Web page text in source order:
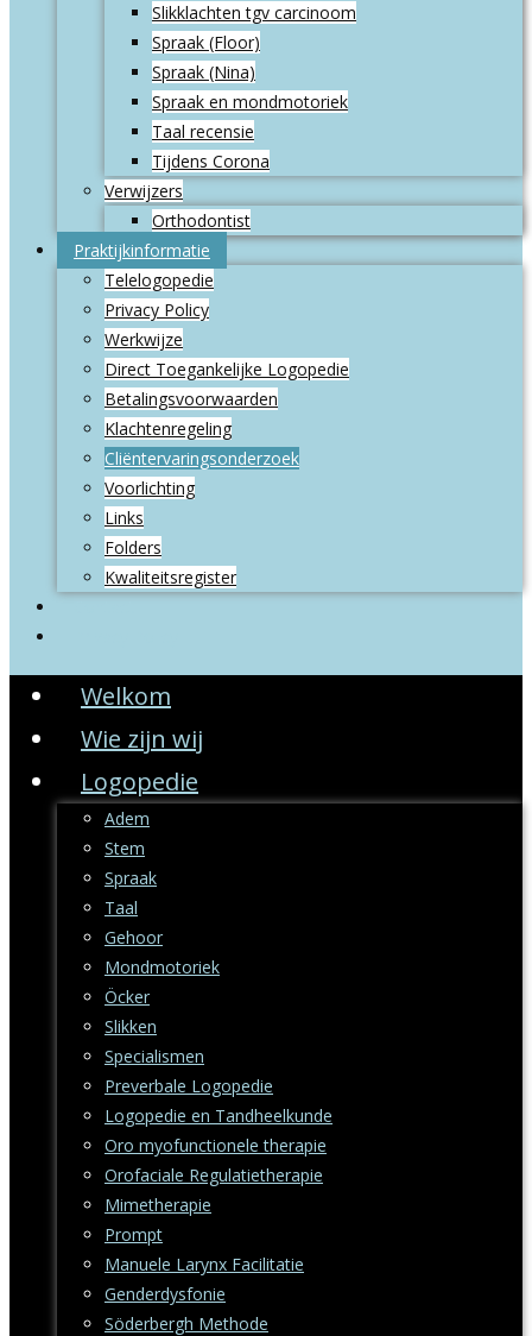
Slikklachten tgv carcinoom
Spraak (Floor)
Spraak (Nina)
Spraak en mondmotoriek
Taal recensie
Tijdens Corona
Verwijzers
Orthodontist
Praktijkinformatie
Telelogopedie
Privacy Policy
Werkwijze
Direct Toegankelijke Logopedie
Betalingsvoorwaarden
Klachtenregeling
Cliëntervaringsonderzoek
Voorlichting
Links
Folders
Kwaliteitsregister
Welkom
Wie zijn wij
Logopedie
Adem
Stem
Spraak
Taal
Gehoor
Mondmotoriek
Öcker
Slikken
Specialismen
Preverbale Logopedie
Logopedie en Tandheelkunde
Oro myofunctionele therapie
Orofaciale Regulatietherapie
Mimetherapie
Prompt
Manuele Larynx Facilitatie
Genderdysfonie
Söderbergh Methode